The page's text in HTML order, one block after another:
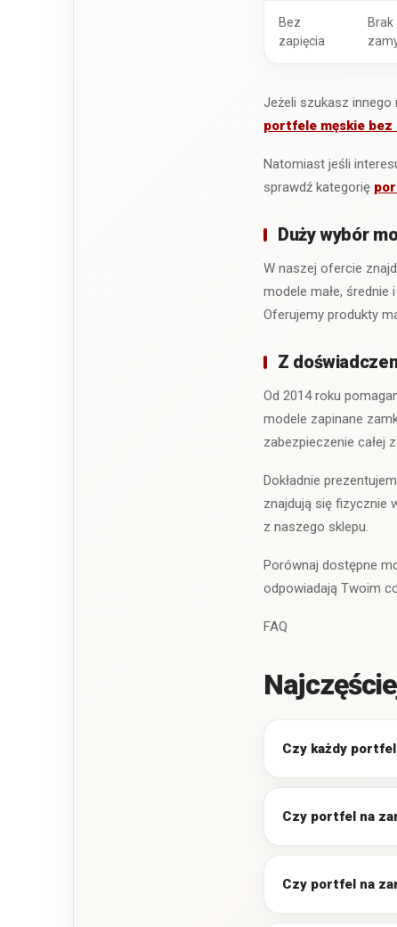
Bez
zapięcia
Brak
Jeżeli szukasz
portfele męskie bez
Natomiast jeśli
sprawdź kategorię
Duży wybór
W naszej ofercie
modele małe, średnie
Oferujemy produkty
Z
Od 2014 roku
modele zapinane
zabezpieczenie całej
Dokładnie
znajdują się fizycznie
z naszego sklepu.
Porównaj dostępne
odpowiadają Twoim
FAQ
Czy każdy
Czy portfel na
Czy portfel na